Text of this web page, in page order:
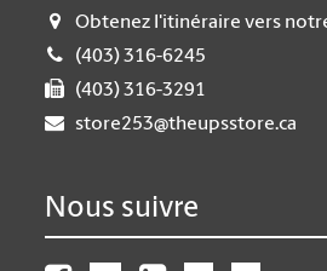
Obtenez l'itinéraire vers
(403) 316-6245
(403) 316-3291
store253@theupsstore.ca
Nous suivre